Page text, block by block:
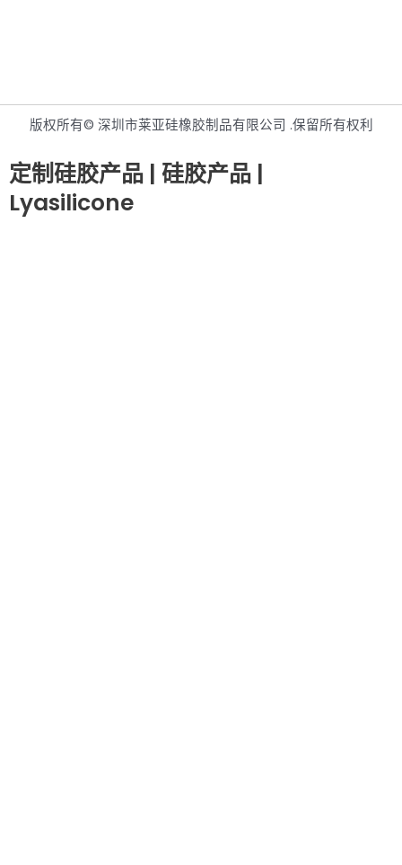
版权所有© 深圳市莱亚硅橡胶制品有限公司 .保留所有权利
定制硅胶产品 | 硅胶产品 |
Lyasilicone